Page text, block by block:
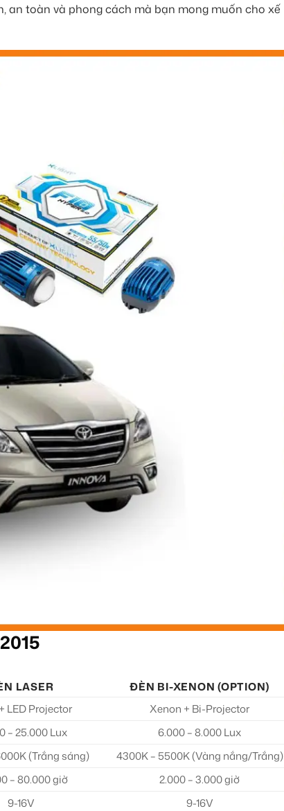
an toàn và phong cách mà bạn mong muốn cho xế
LASER
ĐÈN BI-XENON (OPTION)
LED Projector
Xenon + Bi-Projector
– 25.000 Lux
6.000 – 8.000 Lux
(Trắng sáng)
4300K – 5500K (Vàng nắng/Trắng)
– 80.000 giờ
2.000 – 3.000 giờ
9-16V
9-16V